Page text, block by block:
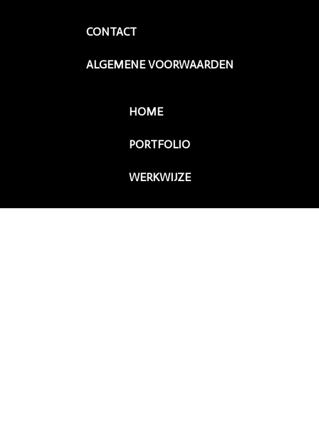
CONTACT
ALGEMENE VOORWAARDEN
HOME
PORTFOLIO
WERKWIJZE